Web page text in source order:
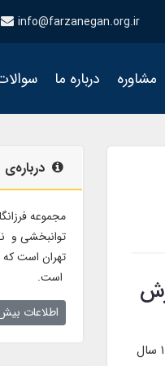
info@farzanegan.org.ir
مشاوره درباره ما
مادر من حدود ۹۰ سال دارد و پس از فوت پدرم در ۱۰ سال
مجموعه
توانبخشی و
تهران است
است.
اطلاعات